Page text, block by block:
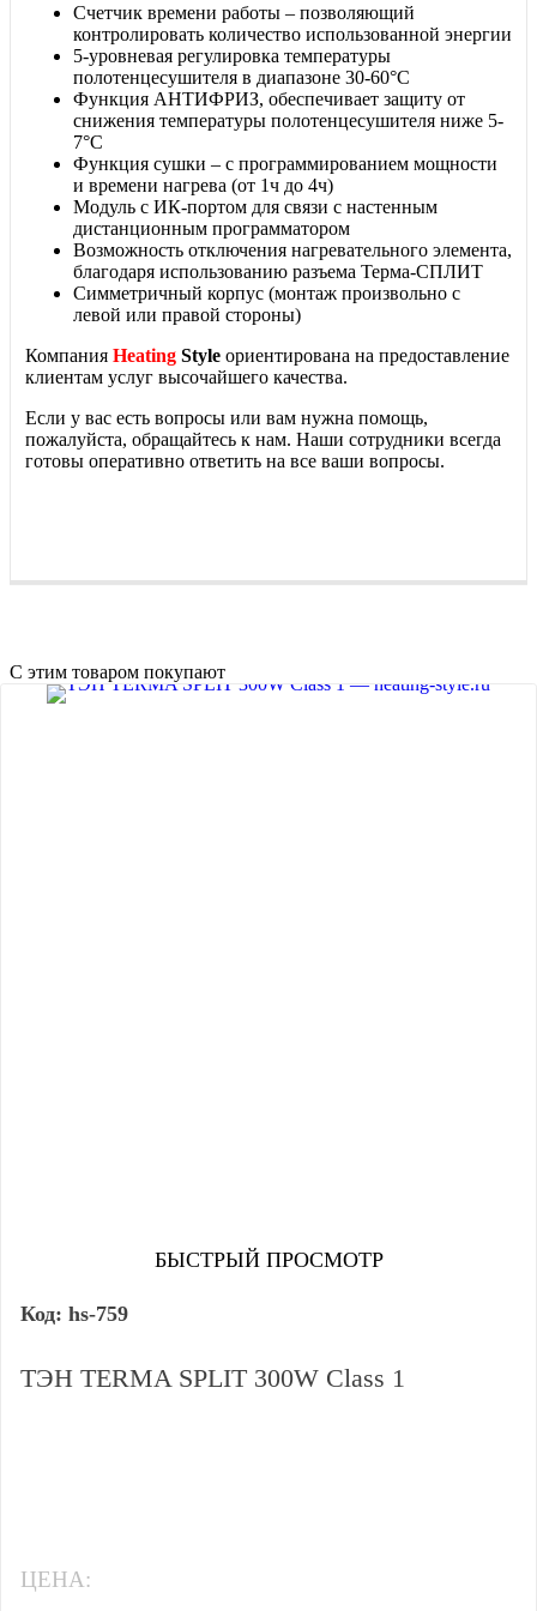
Счетчик времени работы – позволяющий
контролировать количество использованной энергии
5-уровневая регулировка температуры
полотенцесушителя в диапазоне 30-60°C
Функция АНТИФРИЗ, обеспечивает защиту от
снижения температуры полотенцесушителя ниже 5-
7°C
Функция сушки – с программированием мощности
и времени нагрева (от 1ч до 4ч)
Модуль с ИК-портом для связи с настенным
дистанционным программатором
Возможность отключения нагревательного элемента,
благодаря использованию разъема Терма-СПЛИТ
Симметричный корпус (монтаж произвольно с
левой или правой стороны)
Компания Heating Style ориентирована на предоставление
клиентам услуг высочайшего качества.
Если у вас есть вопросы или вам нужна помощь,
пожалуйста, обращайтесь к нам. Наши сотрудники всегда
готовы оперативно ответить на все ваши вопросы.
С этим товаром покупают
БЫСТРЫЙ ПРОСМОТР
hs-759
ТЭН TERMA SPLIT 300W Class 1
ЦЕНА: